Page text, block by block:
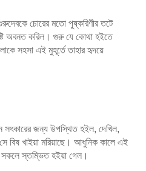
চোরের মতো পুষ্করিণীর তটে
অবনত করিল। গুরু যে কোথা হইতে
সহসা এই মুহূর্তে তাহার হৃদয়ে
সৎকারের জন্য উপস্থিত হইল, দেখিল,
বিষ খাইয়া মরিয়াছে। আধুনিক কালে এই
সকলে স্তম্ভিত হইয়া গেল।